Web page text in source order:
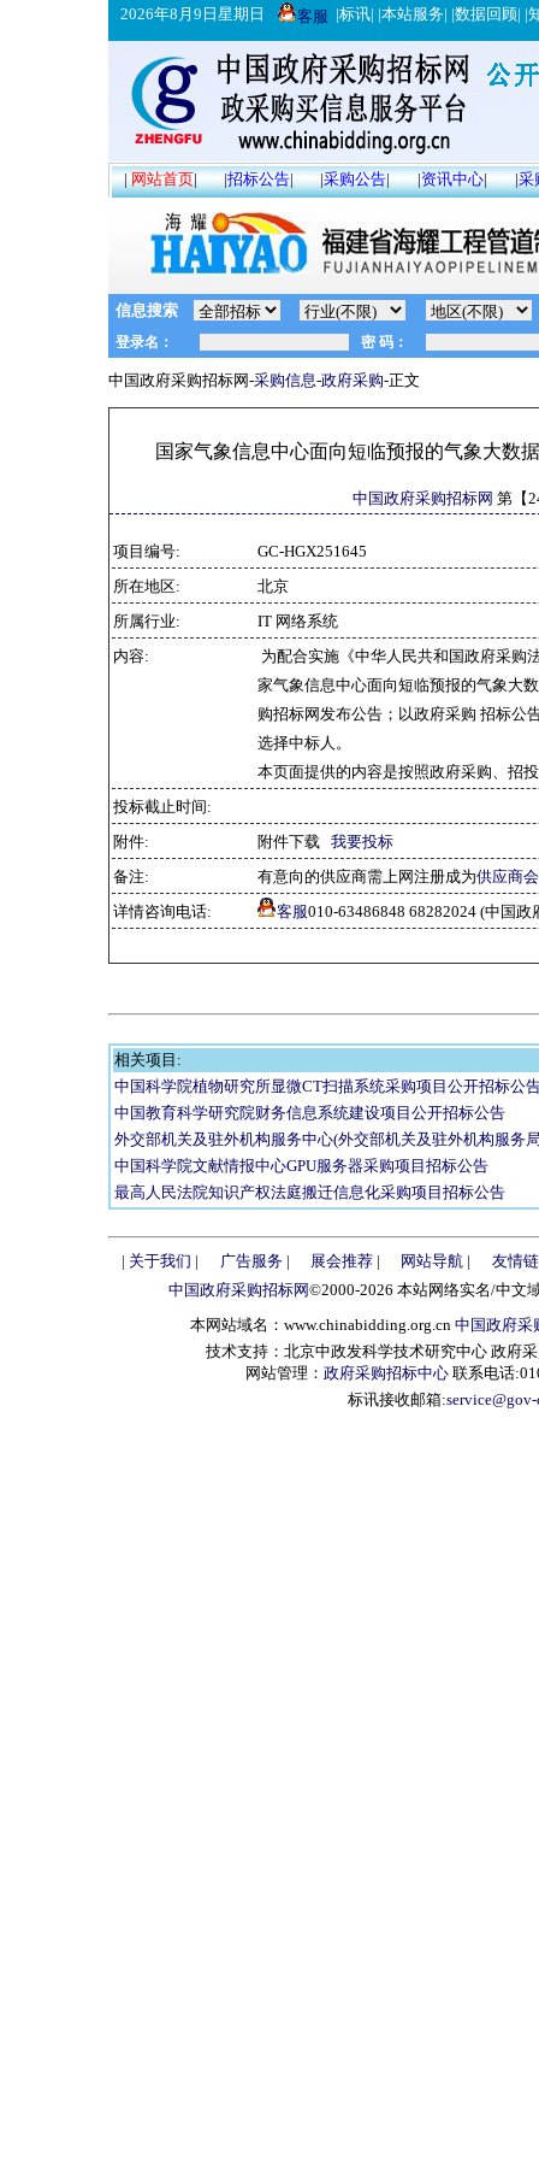
2026年8月9日星期日 客服 |标讯| |本站服务| |数据回顾| |
|网站首页| |招标公告| |采购公告| |资讯中心| |采
信息搜索
中国政府采购招标网-采购信息-政府采购-正文
国家气象信息中心面向短临预报的气象大数
中国政府采购招标网 第【
项目编号:
GC-HGX251645
所在地区:
北京
所属行业:
IT 网络系统
内容:
为配合实施《中华人民共和国政府采购
家气象信息中心面向短临预报的气象大
购招标网发布公告；以政府采购 招标公
选择中标人。
本页面提供的内容是按照政府采购、招
投标截止时间:
附件:
附件下载 我要投标
备注:
有意向的供应商需上网注册成为供应商
详情咨询电话:
客服010-63486848 68282024 (中国
相关项目:
中国科学院植物研究所显微CT扫描系统采购项目公开招标公
中国教育科学研究院财务信息系统建设项目公开招标公告
外交部机关及驻外机构服务中心(外交部机关及驻外机构服务
中国科学院文献情报中心GPU服务器采购项目招标公告
最高人民法院知识产权法庭搬迁信息化采购项目招标公告
| 关于我们 | 广告服务| 展会推荐| 网站导航 |
友情
中国政府采购招标网©2000-2026 本站网络实名/中文
本网站域名：www.chinabidding.org.cn 中国政府采
技术支持：北京中政发科学技术研究中心 政府
网站管理： 政府采购招标中心 联系电话
标讯接收邮箱: